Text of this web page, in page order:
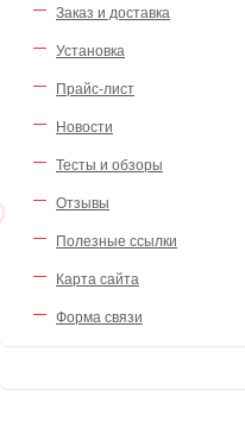
Заказ и доставка
Установка
Прайс-лист
Новости
Тесты и обзоры
Отзывы
Полезные ссылки
Карта сайта
Форма связи